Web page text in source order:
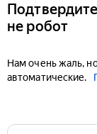
не робот
Нам очень жаль,
автоматические.